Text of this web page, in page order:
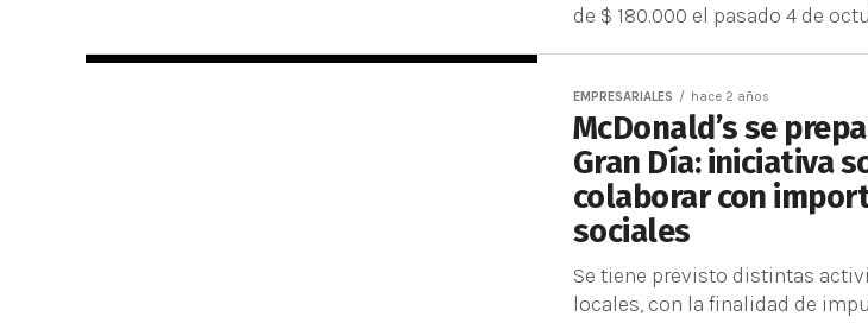
de $ 180.000 el pasado 4 de
EMPRESARIALES hace 2 años
McDonald’s se
Gran Día: iniciativa
colaborar con
sociales
Se tiene previsto distintas
locales, con la finalidad de